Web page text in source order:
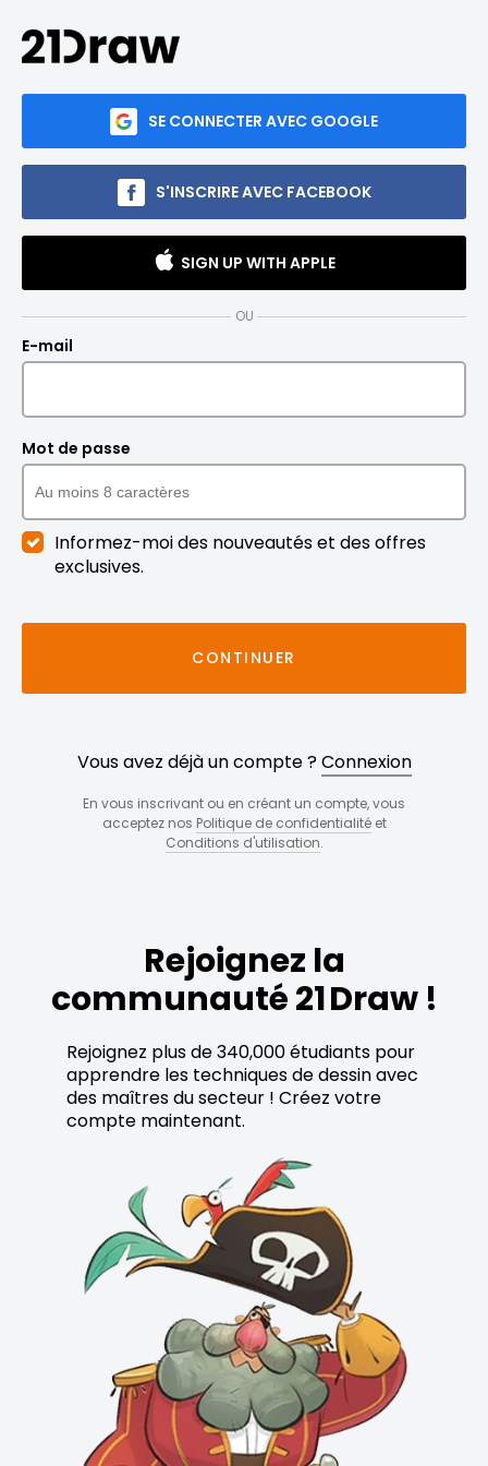
SE CONNECTER AVEC GOOGLE
S'INSCRIRE AVEC FACEBOOK
SIGN UP WITH APPLE
OU
E-mail
Mot de passe
Informez-moi des nouveautés et des offres
exclusives.
CONTINUER
Vous avez déjà un compte ?Connexion
En vous inscrivant ou en créant un compte, vous
acceptez nos Politique de confidentialitéet
Conditions d'utilisation.
Rejoignez la
communauté 21 Draw !
Rejoignez plus de 340,000 étudiants pour
apprendre les techniques de dessin avec
des maîtres du secteur ! Créez votre
compte maintenant.